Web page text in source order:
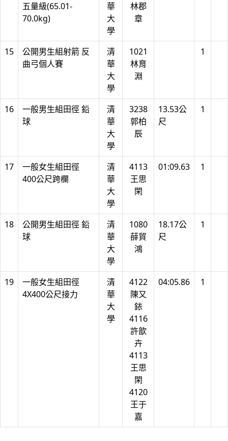
五量級(65.01-
70.0kg)
華
大
學
林郡
章
15
公開男生組射箭 反
曲弓個人賽
清
華
大
學
1021
林育
淵
1
16
一般男生組田徑 鉛
球
清
華
大
學
3238
郭柏
辰
13.53公
尺
1
17
一般女生組田徑
400公尺跨欄
清
華
大
學
4113
王思
閑
01:09.63 1
18
公開男生組田徑 鉛
球
清
華
大
學
1080
薛貿
鴻
18.17公
尺
1
19
一般女生組田徑
4X400公尺接力
清
華
大
學
4122
陳又
銥
4116
許歆
卉
4113
王思
閑
4120
王于
嘉
04:05.86 1